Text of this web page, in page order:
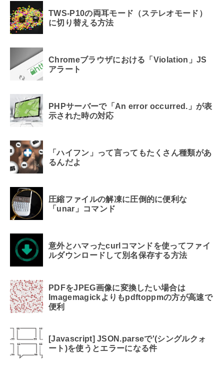
TWS-P10の両耳モード（ステレオモード）
に切り替える方法
Chromeブラウザにおける「Violation」JS
アラート
PHPサーバーで「An error occurred.」が表
示された時の対応
「ハイフン」って言ってもたくさん種類があ
るんだよ
圧縮ファイルの解凍に圧倒的に便利な
「unar」コマンド
意外とハマったcurlコマンドを使ってファイ
ルダウンロードして別名保存する方法
PDFをJPEG画像に変換したい場合は
Imagemagickよりもpdftoppmの方が高速で
便利
[Javascript] JSON.parseで'(シングルクォ
ート)を使うとエラーになる件